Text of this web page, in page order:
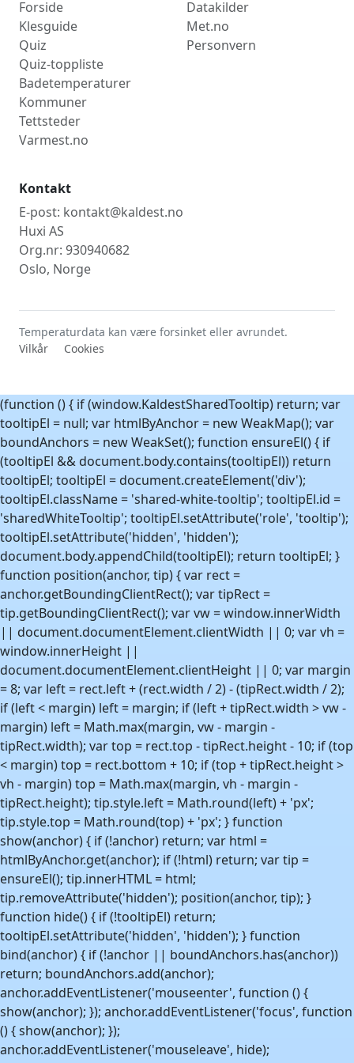
Uke 28
6. juli 2026
Uke 29
19. juli 2026
Uke 30
Uke 31
Uke 32
Forside
Klesguide
Quiz
Quiz-toppliste
Badetemperaturer
Kommuner
Tettsteder
Varmest.no
Datakilder
Met.no
Personvern
Kontakt
E-post: kontakt@kaldest.no
Huxi AS
Org.nr: 930940682
Oslo, Norge
Temperaturdata kan være forsinket eller avrundet.
Vilkår
Cookies
(function () { if (window.KaldestSharedTooltip) return; var
tooltipEl = null; var htmlByAnchor = new WeakMap(); var
boundAnchors = new WeakSet(); function ensureEl() { if
(tooltipEl && document.body.contains(tooltipEl)) return
tooltipEl; tooltipEl = document.createElement('div');
tooltipEl.className = 'shared-white-tooltip'; tooltipEl.id =
'sharedWhiteTooltip'; tooltipEl.setAttribute('role', 'tooltip');
tooltipEl.setAttribute('hidden', 'hidden');
document.body.appendChild(tooltipEl); return tooltipEl; }
function position(anchor, tip) { var rect =
anchor.getBoundingClientRect(); var tipRect =
tip.getBoundingClientRect(); var vw = window.innerWidth
|| document.documentElement.clientWidth || 0; var vh =
window.innerHeight ||
document.documentElement.clientHeight || 0; var margin
= 8; var left = rect.left + (rect.width / 2) - (tipRect.width / 2);
if (left < margin) left = margin; if (left + tipRect.width > vw -
margin) left = Math.max(margin, vw - margin -
tipRect.width); var top = rect.top - tipRect.height - 10; if (top
< margin) top = rect.bottom + 10; if (top + tipRect.height >
vh - margin) top = Math.max(margin, vh - margin -
tipRect.height); tip.style.left = Math.round(left) + 'px';
tip.style.top = Math.round(top) + 'px'; } function
show(anchor) { if (!anchor) return; var html =
htmlByAnchor.get(anchor); if (!html) return; var tip =
ensureEl(); tip.innerHTML = html;
tip.removeAttribute('hidden'); position(anchor, tip); }
function hide() { if (!tooltipEl) return;
tooltipEl.setAttribute('hidden', 'hidden'); } function
bind(anchor) { if (!anchor || boundAnchors.has(anchor))
return; boundAnchors.add(anchor);
anchor.addEventListener('mouseenter', function () {
show(anchor); }); anchor.addEventListener('focus', function
() { show(anchor); });
anchor.addEventListener('mouseleave', hide);